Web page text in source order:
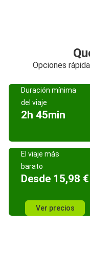
Opciones
Duración mínima
del viaje
2h 45min
El viaje más
barato
Desde 15,98 €
Ver precios